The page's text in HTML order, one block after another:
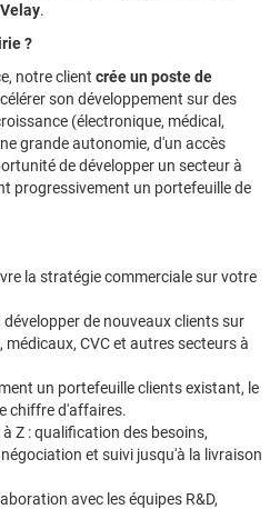
.
?
notre client crée un poste de
son développement sur des
(électronique, médical,
grande autonomie, d'un accès
de développer un secteur à
progressivement un portefeuille de
la stratégie commerciale sur votre
de nouveaux clients sur
médicaux, CVC et autres secteurs à
un portefeuille clients existant, le
chiffre d'affaires.
Z : qualification des besoins,
et suivi jusqu'à la livraison
avec les équipes R&D,